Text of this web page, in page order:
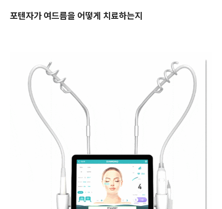
포텐자가 여드름을 어떻게 치료하는지